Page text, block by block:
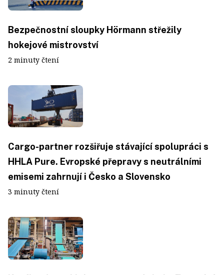
Bezpečnostní sloupky Hörmann střežily
hokejové mistrovství
2 minuty čtení
Cargo-partner rozšiřuje stávající spolupráci s
HHLA Pure. Evropské přepravy s neutrálními
emisemi zahrnují i Česko a Slovensko
3 minuty čtení